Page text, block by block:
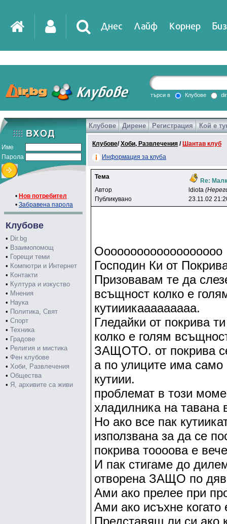
Днес Лайф Корнер
DirTV Impressio
Games
търси в Клубове
Име
Парола
• Нов потребител
• Забравена парола
Клубове
• Dir.bg
• Взаимопомощ
• Горещи теми
• Компютри и Интернет
• Контакти
• Култура и изкуство
• Мнения
• Наука
• Политика, Свят
• Спорт
• Техника
• Градове
• Религия и мистика
• Фен клубове
• Хоби, Развлечения
• Общества
• Я, архивите са живи
Клубове Дирене Регистрация Кой е
Клубове/Хоби, Развлечения / Шантав клуб
Информация за клуба
Тема
Re:
Автор
ldiota
Публикувано
23.11.02
Ooooooooooooooooooo
Господин Ки от
Призовавам те да
всъщност колко е
кутииикааааааааа.
Гледайки от покрива
колко е голям
ЗАЩОТО. от покрива
а по улиците има само
кутиии.
проблемат в този
хладилника на тавана
Но ако все пак
използвана за да се
покрива тоооова е
И пак стигаме до
отворена ЗАЩО по
Ами ако прелее при
Ами ако исъхне когато
Представяш ли си ако